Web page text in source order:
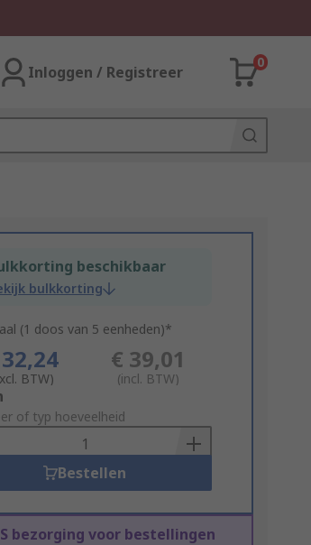
Inloggen / Registreer
0
beschikbaar
bulkkorting
(1 doos van 5 eenheden)*
BTW)
€ 39,01
(incl. BTW)
of typ hoeveelheid
Bestellen
bezorging voor bestellingen